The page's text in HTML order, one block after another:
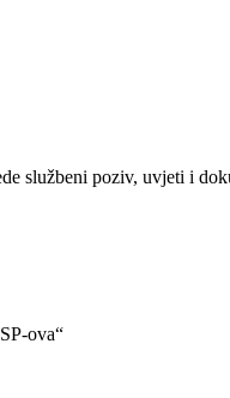
službeni poziv, uvjeti i
ova“